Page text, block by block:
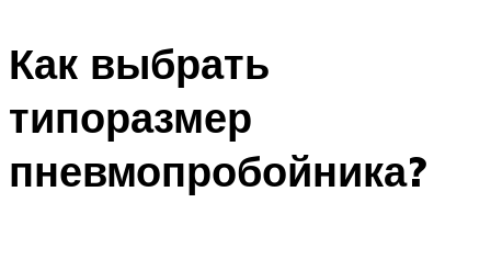
Как выбрать
типоразмер
пневмопробойника?